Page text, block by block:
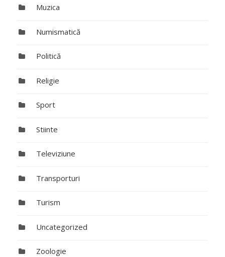
Muzica
Numismatică
Politică
Religie
Sport
Stiinte
Televiziune
Transporturi
Turism
Uncategorized
Zoologie